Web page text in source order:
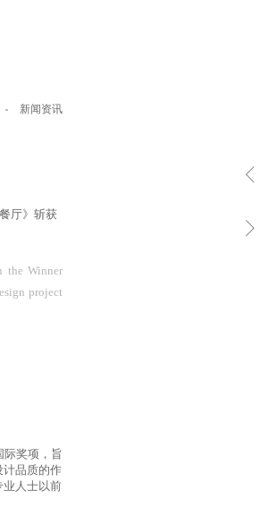
新闻资讯
厅》斩获
the Winner
project
际奖项，旨
计品质的作
业人士以前